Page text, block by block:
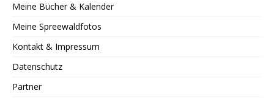
Meine Bücher & Kalender
Meine Spreewaldfotos
Kontakt & Impressum
Datenschutz
Partner